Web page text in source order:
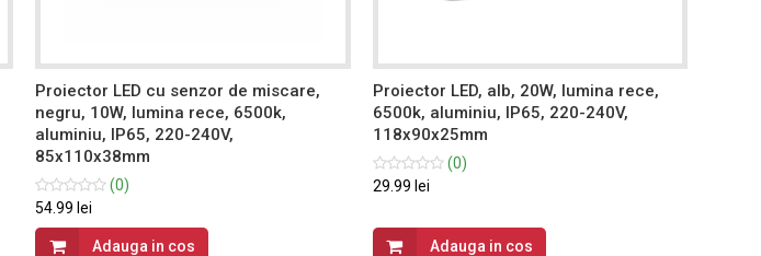
Proiector LED cu senzor de miscare,
negru, 10W, lumina rece, 6500k,
aluminiu, IP65, 220-240V,
85x110x38mm
(0)
54.99 lei
Adauga in cos
Proiector LED, alb, 20W, lumina rece,
6500k, aluminiu, IP65, 220-240V,
118x90x25mm
(0)
29.99 lei
Adauga in cos